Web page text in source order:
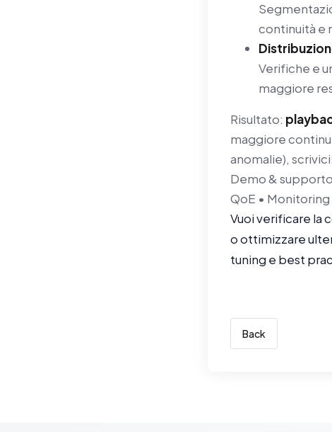
continuità e
Verifiche e
maggiore
Risultato:
maggiore
anomalie),
Demo & supporto
QoE • Monitoring
Vuoi verificare la
o ottimizzare
tuning e best
Back